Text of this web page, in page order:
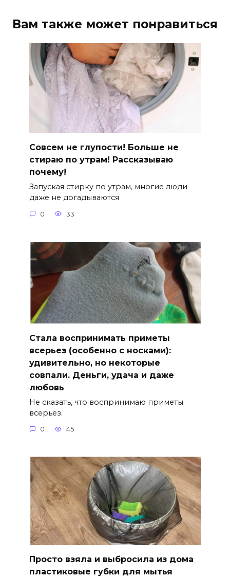
Вам также может понравиться
Совсем не глупости! Больше не
стираю по утрам! Рассказываю
почему!
Запуская стирку по утрам, многие люди
даже не догадываются
0 33
Стала воспринимать приметы
всерьез (особенно с носками):
удивительно, но некоторые
совпали. Деньги, удача и даже
любовь
Не сказать, что воспринимаю приметы
всерьез.
0 45
Просто взяла и выбросила из дома
пластиковые губки для мытья